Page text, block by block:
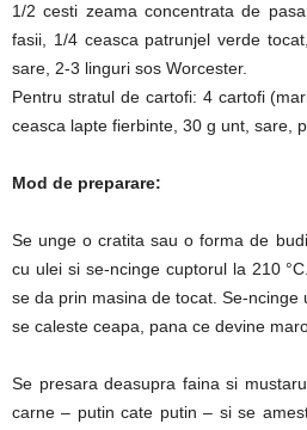
1/2 cesti zeama concentrata de
fasii, 1/4 ceasca patrunjel verde
sare, 2-3 linguri sos Worcester.
Pentru stratul de cartofi: 4 cartofi
ceasca lapte fierbinte, 30 g unt, sare,
Mod de preparare:
Se unge o cratita sau o forma de
cu ulei si se-ncinge cuptorul la 210
se da prin masina de tocat. Se-
se caleste ceapa, pana ce devine
Se presara deasupra faina si
carne – putin cate putin – si se